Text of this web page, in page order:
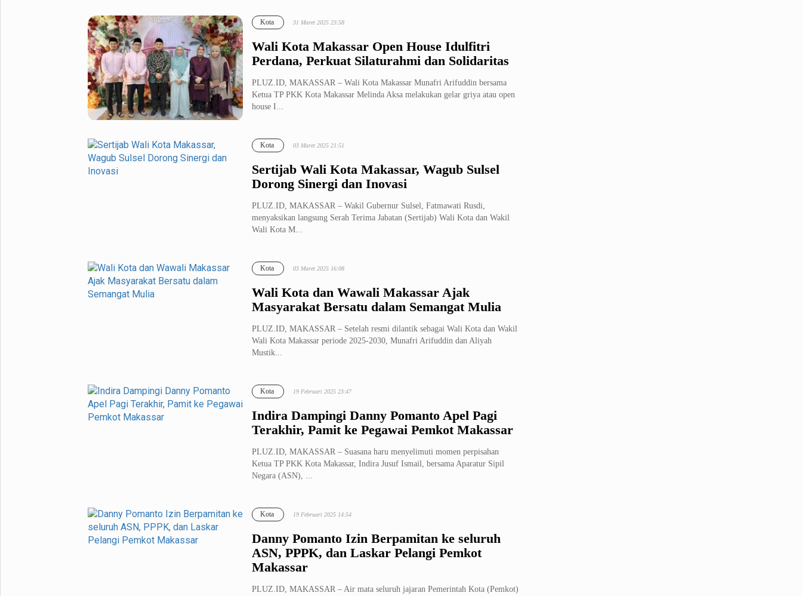
Wali Kota Makassar Open House Idulfitri
Perdana, Perkuat Silaturahmi dan Solidaritas
Kota 31 Maret 2025 23:58
PLUZ.ID, MAKASSAR – Wali Kota Makassar Munafri Arifuddin bersama
Ketua TP PKK Kota Makassar Melinda Aksa melakukan gelar griya atau open
house I...
Sertijab Wali Kota Makassar, Wagub Sulsel
Dorong Sinergi dan Inovasi
Kota 03 Maret 2025 21:51
PLUZ.ID, MAKASSAR – Wakil Gubernur Sulsel, Fatmawati Rusdi,
menyaksikan langsung Serah Terima Jabatan (Sertijab) Wali Kota dan Wakil
Wali Kota M...
Wali Kota dan Wawali Makassar Ajak
Masyarakat Bersatu dalam Semangat Mulia
Kota 03 Maret 2025 16:08
PLUZ.ID, MAKASSAR – Setelah resmi dilantik sebagai Wali Kota dan Wakil
Wali Kota Makassar periode 2025-2030, Munafri Arifuddin dan Aliyah
Mustik...
Indira Dampingi Danny Pomanto Apel Pagi
Terakhir, Pamit ke Pegawai Pemkot Makassar
Kota 19 Februari 2025 23:47
PLUZ.ID, MAKASSAR – Suasana haru menyelimuti momen perpisahan
Ketua TP PKK Kota Makassar, Indira Jusuf Ismail, bersama Aparatur Sipil
Negara (ASN), ...
Danny Pomanto Izin Berpamitan ke seluruh
ASN, PPPK, dan Laskar Pelangi Pemkot
Makassar
Kota 19 Februari 2025 14:54
PLUZ.ID, MAKASSAR – Air mata seluruh jajaran Pemerintah Kota (Pemkot)